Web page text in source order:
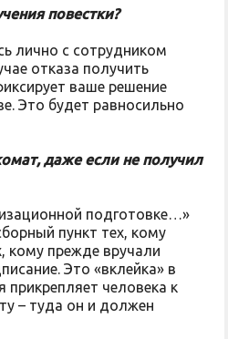
повестки?
лично с сотрудником
отказа получить
ваше решение
Это будет равносильно
даже если не получил
подготовке…»
пункт тех, кому
кому прежде вручали
Это «вклейка» в
прикрепляет человека к
– туда он и должен